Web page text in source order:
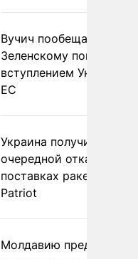
Вучич пообещал
Зеленскому помочь со
вступлением Украины в
ЕС
Украина получила
очередной отказ в
поставках ракет для
Patriot
Молдавию